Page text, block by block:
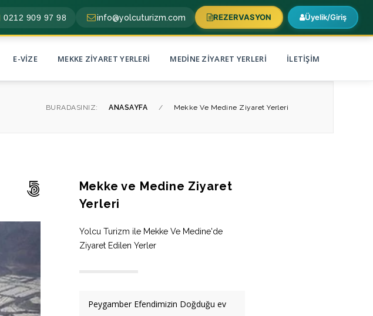
0212 909 97 98 info@yolcuturizm.com REZERVASYON Üyelik/Giriş
E-VIZE MEKKE ZIYARET YERLERI MEDINE ZIYARET YERLERI İLETIŞIM
BURADASINIZ: ANASAYFA / Mekke Ve Medine Ziyaret Yerleri
Mekke ve Medine Ziyaret
Yerleri
Yolcu Turizm ile Mekke Ve Medine'de
Ziyaret Edilen Yerler
Peygamber Efendimizin Doğduğu ev